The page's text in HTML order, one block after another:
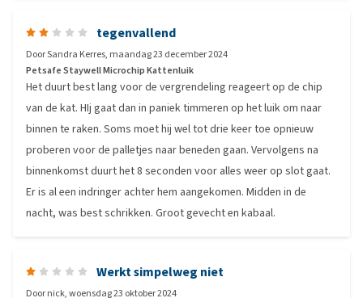
tegenvallend
DoorSandra Kerres, maandag 23 december 2024
Petsafe Staywell Microchip Kattenluik
Het duurt best lang voor de vergrendeling reageert op de chip
van de kat. HIj gaat dan in paniek timmeren op het luik om naar
binnen te raken. Soms moet hij wel tot drie keer toe opnieuw
proberen voor de palletjes naar beneden gaan. Vervolgens na
binnenkomst duurt het 8 seconden voor alles weer op slot gaat.
Er is al een indringer achter hem aangekomen. Midden in de
nacht, was best schrikken. Groot gevecht en kabaal.
Werkt simpelweg niet
Doornick,woensdag 23 oktober 2024